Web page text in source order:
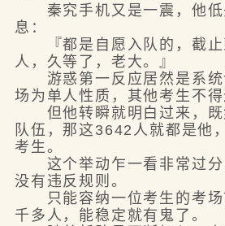
秦究手机又是一震，他低
息：
『都是自愿入队的，截止
人，久等了，老大。』
游惑第一反应居然是系统
场为单人性质，其他考生不得
但他转瞬就明白过来，既
队伍，那这3642人就都是他
考生。
这个举动乍一看非常过分
没有违反规则。
只能容纳一位考生的考场
千多人，能稳定就有鬼了。